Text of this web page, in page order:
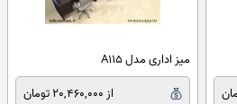
میز اداری مدل A115
از 20,460,000 تومان